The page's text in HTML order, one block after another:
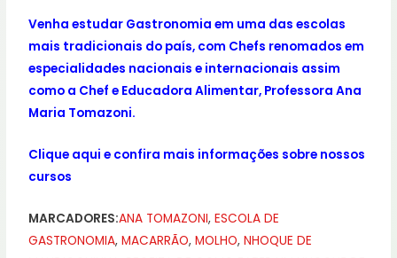
Venha estudar Gastronomia em uma das escolas
mais tradicionais do país, com Chefs renomados em
especialidades nacionais e internacionais assim
como a Chef e Educadora Alimentar, Professora Ana
Maria Tomazoni.
Clique aqui e confira mais informações sobre nossos
cursos
MARCADORES:ANA TOMAZONI,ESCOLA DE
GASTRONOMIA,MACARRÃO,MOLHO,NHOQUE DE